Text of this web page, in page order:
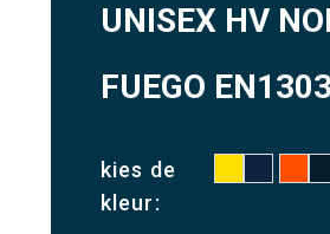
UNISEX HV
FUEGO
kies de
kleur: